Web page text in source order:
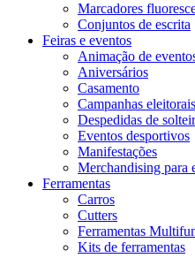
Marcadores
Conjuntos de escrita
Feiras e eventos
Animação de
Aniversários
Casamento
Campanhas eleitorais
Despedidas de
Eventos desportivos
Manifestações
Merchandising para
Ferramentas
Carros
Cutters
Ferramentas
Kits de ferramentas